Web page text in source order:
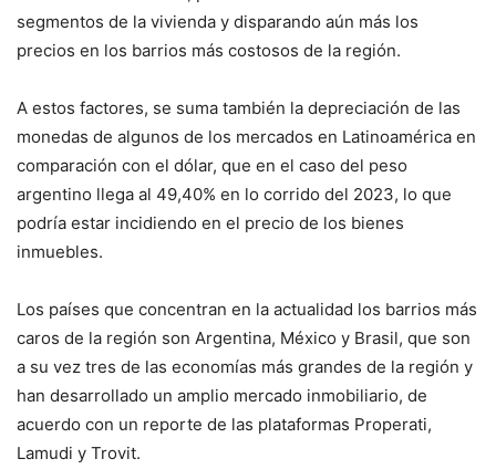
segmentos de la vivienda y disparando aún más los
precios en los barrios más costosos de la región.
A estos factores, se suma también la depreciación de las
monedas de algunos de los mercados en Latinoamérica en
comparación con el dólar, que en el caso del peso
argentino llega al 49,40% en lo corrido del 2023, lo que
podría estar incidiendo en el precio de los bienes
inmuebles.
Los países que concentran en la actualidad los barrios más
caros de la región son Argentina, México y Brasil, que son
a su vez tres de las economías más grandes de la región y
han desarrollado un amplio mercado inmobiliario, de
acuerdo con un reporte de las plataformas Properati,
Lamudi y Trovit.